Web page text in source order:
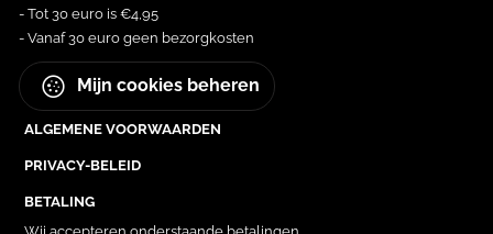
- Tot 30 euro is €4,95
- Vanaf 30 euro geen bezorgkosten
Mijn cookies beheren
ALGEMENE VOORWAARDEN
PRIVACY-BELEID
BETALING